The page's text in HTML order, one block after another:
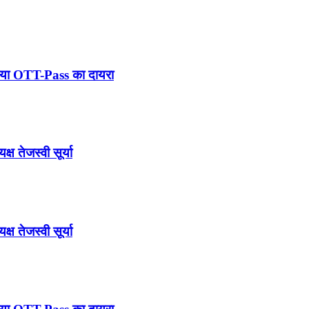
OTT-Pass का दायरा
तेजस्वी सूर्या
तेजस्वी सूर्या